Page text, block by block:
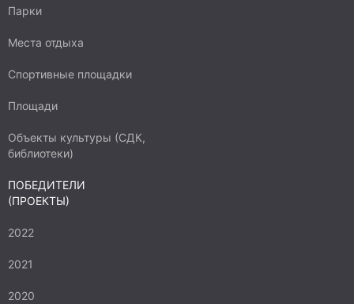
Парки
Места отдыха
Спортивные площадки
Площади
Объекты культуры (СДК,
библиотеки)
ПОБЕДИТЕЛИ
(ПРОЕКТЫ)
2022
2021
2020